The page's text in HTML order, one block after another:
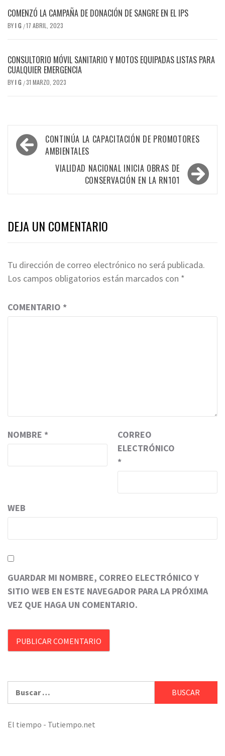
COMENZÓ LA CAMPAÑA DE DONACIÓN DE SANGRE EN EL IPS
BYI G /17 ABRIL, 2023
CONSULTORIO MÓVIL SANITARIO Y MOTOS EQUIPADAS LISTAS PARA
CUALQUIER EMERGENCIA
BYI G /31 MARZO, 2023
Navegación
de
entradas
CONTINÚA LA CAPACITACIÓN DE PROMOTORES
AMBIENTALES
VIALIDAD NACIONAL INICIA OBRAS DE
CONSERVACIÓN EN LA RN101
DEJA UN COMENTARIO
Tu dirección de correo electrónico no será publicada.
Los campos obligatorios están marcados con *
COMENTARIO *
NOMBRE *
CORREO
ELECTRÓNICO
*
WEB
GUARDAR MI NOMBRE, CORREO ELECTRÓNICO Y
SITIO WEB EN ESTE NAVEGADOR PARA LA PRÓXIMA
VEZ QUE HAGA UN COMENTARIO.
El tiempo - Tutiempo.net